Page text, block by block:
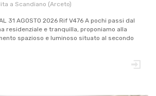
a Scandiano (Arceto)
AL 31 AGOSTO 2026 Rif V476 A pochi passi dal
residenziale e tranquilla, proponiamo alla
spazioso e luminoso situato al secondo